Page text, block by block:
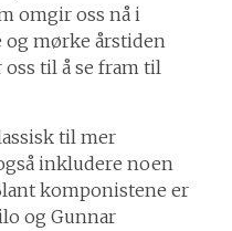
omgir oss nå i
og mørke årstiden
til å se fram til
til mer
inkludere noen
komponistene er
og Gunnar